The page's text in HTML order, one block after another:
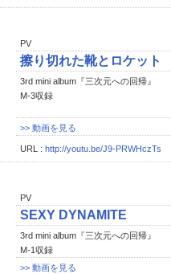
PV
擦り切れた靴とロケット
3rd mini album『三次元への回帰』
M-3収録
>> 動画を見る
URL : http://youtu.be/J9-PRWHczTs
PV
SEXY DYNAMITE
3rd mini album『三次元への回帰』
M-1収録
>> 動画を見る